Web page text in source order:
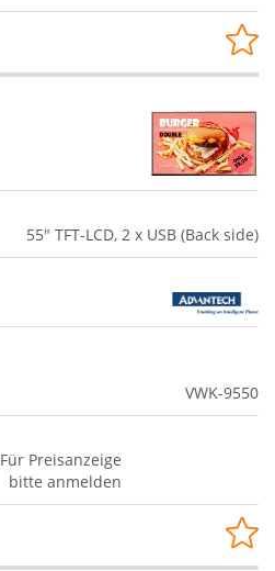
55" TFT-LCD, 2 x USB (Back side)
VWK-9550
Für Preisanzeige
bitte anmelden